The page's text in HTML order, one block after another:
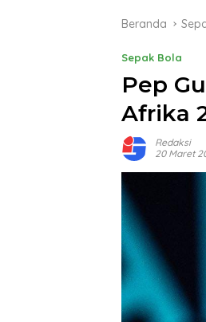
Beranda
Sepak Bola
Pep
Afrika
Redaksi
20 Maret